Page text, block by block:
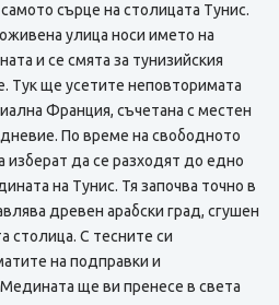
сърце на столицата Тунис.
улица носи името на
и се смята за тунизийския
Тук ще усетите неповторимата
Франция, съчетана с местен
По време на свободното
изберат да се разходят до едно
на Тунис. Тя започва точно в
древен арабски град, сгушен
столица. С тесните си
на подправки и
ще ви пренесе в света